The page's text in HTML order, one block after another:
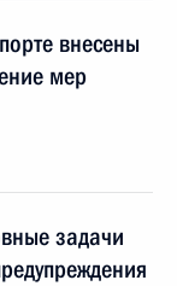
внесены
мер
задачи